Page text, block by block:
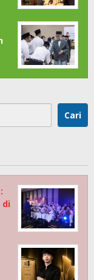
Cari
di